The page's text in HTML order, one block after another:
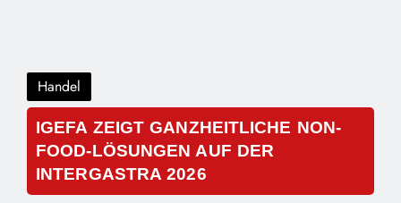
Handel
IGEFA ZEIGT GANZHEITLICHE NON-
FOOD-LÖSUNGEN AUF DER
INTERGASTRA 2026